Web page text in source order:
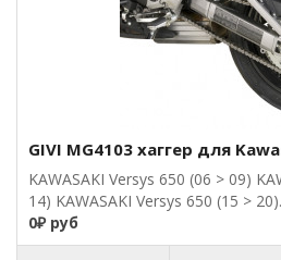
GIVI MG4103 хаггер для
KAWASAKI Versys 650 (06 > 09)
14) KAWASAKI Versys 650 (15 >
0₽ руб